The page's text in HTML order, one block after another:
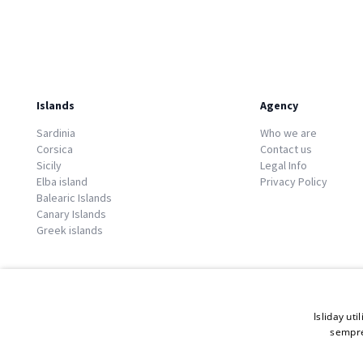
Islands
Sardinia
Corsica
Sicily
Elba island
Balearic Islands
Canary Islands
Greek islands
Agency
Who we are
Contact us
Legal Info
Privacy Policy
© 2026 Copyright GATE S.r.l - Via G. Cacciò 5 - 57034 Portoferraio -
Isliday